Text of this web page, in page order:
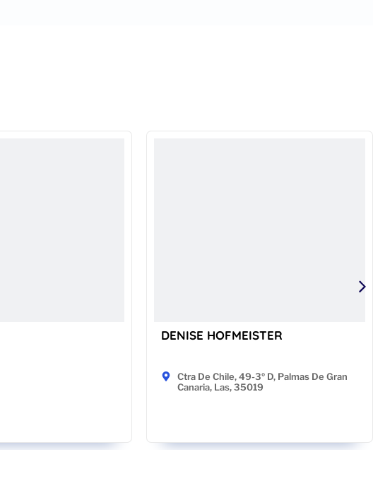
DENISE HOFMEISTER
Ctra De Chile, 49-3º D, Palmas De Gran
Canaria, Las, 35019